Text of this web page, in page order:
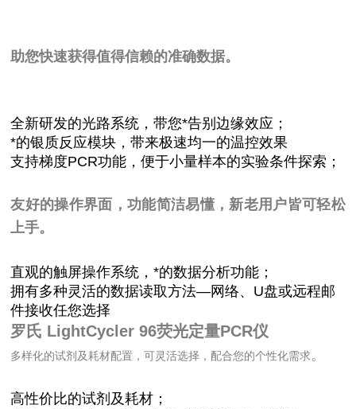
助您快速获得值得信赖的准确数据。
全新研发的光路系统，带您*告别边缘效应；
*的银质反应模块，带来极速均一的温控效果
支持梯度PCR功能，便于小量样本的实验条件探索；
友好的操作界面，功能简洁易懂，新老用户皆可轻松
上手。
直观的触屏操作系统，*的数据分析功能；
拥有多种灵活的数据读取方法—网络、U盘或远程邮
件接收任您选择
罗氏 LightCycler 96荧光定量PCR仪
多样化的试剂及耗材配置，可灵活选择，配合您的个性化需求。
高性价比的试剂及耗材；